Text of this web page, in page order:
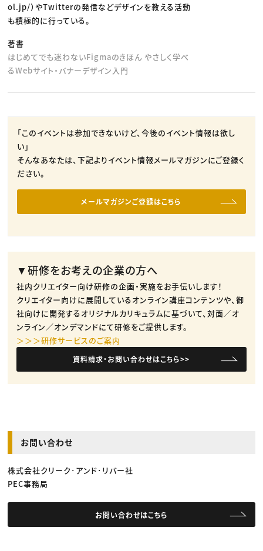
ol.jp/）やTwitterの発信などデザインを教える活動
も積極的に行っている。
著書
はじめてでも迷わないFigmaのきほん やさしく学べ
るWebサイト・バナーデザイン入門
「このイベントは参加できないけど、今後のイベント情報は欲し
い」
そんなあなたは、下記よりイベント情報メールマガジンにご登録く
ださい。
メールマガジンご登録はこちら
▼研修をお考えの企業の方へ
社内クリエイター向け研修の企画・実施をお手伝いします！
クリエイター向けに展開しているオンライン講座コンテンツや、御
社向けに開発するオリジナルカリキュラムに基づいて、対面／オ
ンライン／オンデマンドにて研修をご提供します。
＞＞＞研修サービスのご案内
資料請求・お問い合わせはこちら>>
お問い合わせ
株式会社クリーク･アンド･リバー社
PEC事務局
お問い合わせはこちら